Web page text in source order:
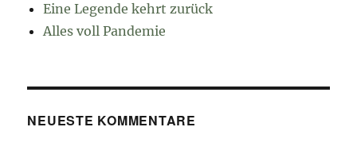
Eine Legende kehrt zurück
Alles voll Pandemie
NEUESTE KOMMENTARE